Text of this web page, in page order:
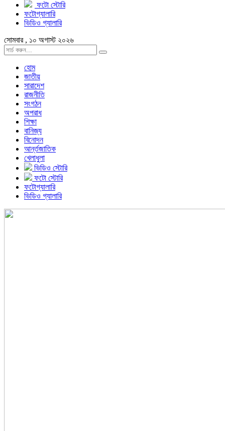
ফটো স্টোরি
ফটোগ্যালারি
ভিডিও গ্যালারি
সোমবার , ১০ অগাস্ট ২০২৬
হোম
জাতীয়
সারাদেশ
রাজনীতি
সংগঠন
অপরাধ
শিক্ষা
বানিজ্য
বিনোদন
আর্ন্তজাতিক
খেলাধুলা
ভিডিও স্টোরি
ফটো স্টোরি
ফটোগ্যালারি
ভিডিও গ্যালারি